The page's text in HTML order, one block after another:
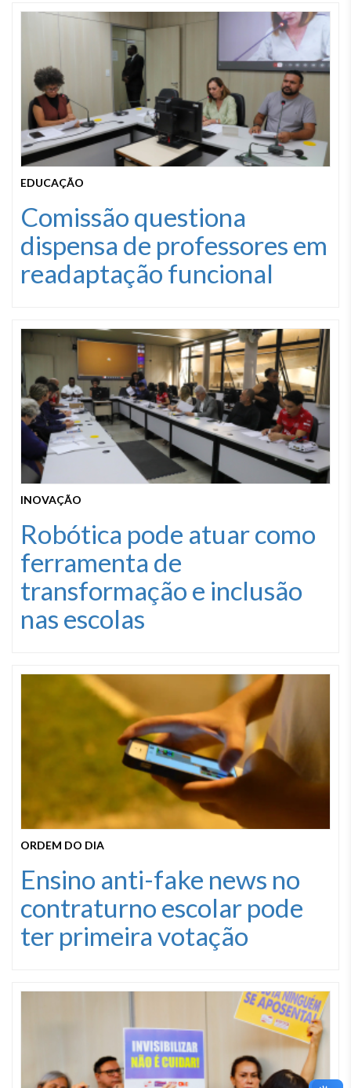
EDUCAÇÃO
Comissão questiona
dispensa de professores em
readaptação funcional
INOVAÇÃO
Robótica pode atuar como
ferramenta de
transformação e inclusão
nas escolas
ORDEM DO DIA
Ensino anti-fake news no
contraturno escolar pode
ter primeira votação